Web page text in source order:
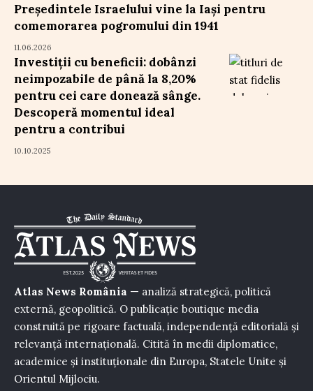
Președintele Israelului vine la Iași pentru
comemorarea pogromului din 1941
11.06.2026
Investiții cu beneficii: dobânzi
neimpozabile de până la 8,20%
pentru cei care donează sânge.
Descoperă momentul ideal
pentru a contribui
10.10.2025
Atlas News România — analiză strategică, politică
externă, geopolitică. O publicație boutique media
construită pe rigoare factuală, independență editorială și
relevanță internațională. Citită în medii diplomatice,
academice și instituționale din Europa, Statele Unite și
Orientul Mijlociu.